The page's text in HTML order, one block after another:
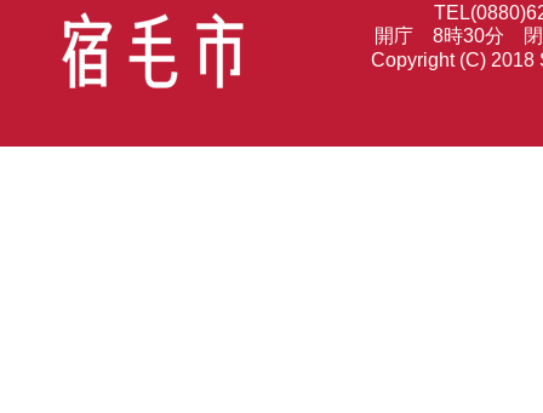
開庁 8時30分 閉
Copyright (C) 2018